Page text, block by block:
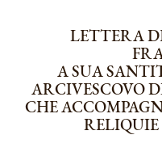
LETTERA
A SUA
ARCIVESCOVO
CHE